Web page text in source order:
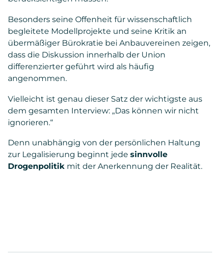
Besonders seine Offenheit für wissenschaftlich
begleitete Modellprojekte und seine Kritik an
übermäßiger Bürokratie bei Anbauvereinen zeigen,
dass die Diskussion innerhalb der Union
differenzierter geführt wird als häufig
angenommen.
Vielleicht ist genau dieser Satz der wichtigste aus
dem gesamten Interview: „Das können wir nicht
ignorieren.“
Denn unabhängig von der persönlichen Haltung
zur Legalisierung beginnt jede sinnvolle
Drogenpolitik mit der Anerkennung der Realität.